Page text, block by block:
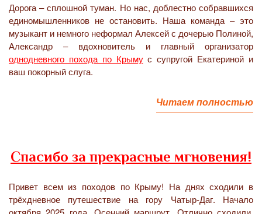
Дорога – сплошной туман. Но нас, доблестно собравшихся
единомышленников не остановить. Наша команда – это
музыкант и немного неформал Алексей с дочерью Полиной,
Александр – вдохновитель и главный организатор
однодневного похода по Крымус супругой Екатериной и
ваш покорный слуга.
Читаем полностью
Спасибо за прекрасные мгновения!
Привет всем из походов по Крыму! На днях сходили в
трёхдневное путешествие на гору Чатыр-Даг. Начало